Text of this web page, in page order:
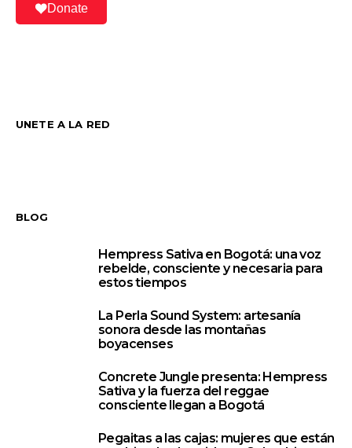
Donate
UNETE A LA RED
BLOG
Hempress Sativa en Bogotá: una voz
rebelde, consciente y necesaria para
estos tiempos
La Perla Sound System: artesanía
sonora desde las montañas
boyacenses
Concrete Jungle presenta: Hempress
Sativa y la fuerza del reggae
consciente llegan a Bogotá
Pegaitas a las cajas: mujeres que están